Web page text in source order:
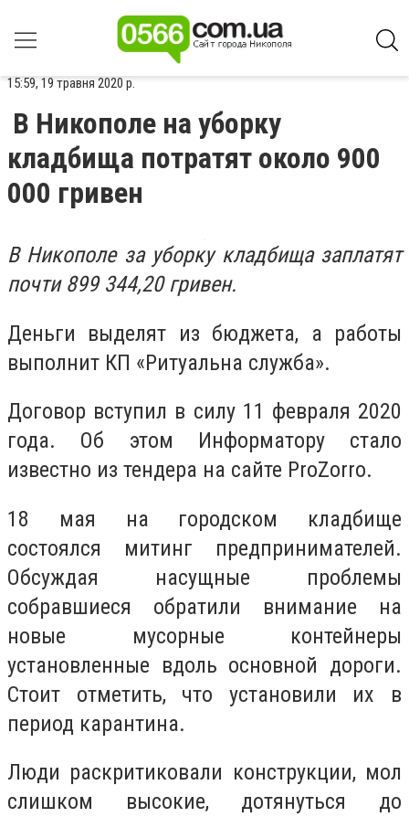
15:59, 19 травня 2020 р.
В Никополе на уборку
кладбища потратят около 900
000 гривен
В Никополе за уборку кладбища заплатят
почти 899 344,20 гривен.
Деньги выделят из бюджета, а работы
выполнит КП «Ритуальна служба».
Договор вступил в силу 11 февраля 2020
года. Об этом Информатору стало
известно из тендера на сайте ProZorro.
18 мая на городском кладбище
состоялся митинг предпринимателей.
Обсуждая насущные проблемы
собравшиеся обратили внимание на
новые мусорные контейнеры
установленные вдоль основной дороги.
Стоит отметить, что установили их в
период карантина.
Люди раскритиковали конструкции, мол
слишком высокие, дотянуться до